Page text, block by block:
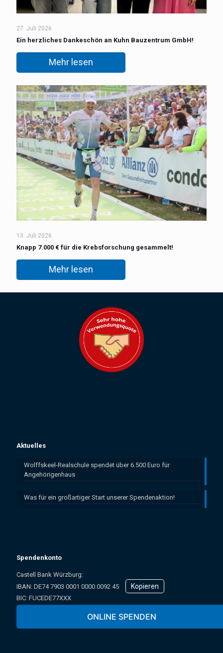
27. Juli 2026
Ein herzliches Dankeschön an Kuhn Bauzentrum GmbH!
Mehr lesen
13. Juli 2026
Knapp 7.000 € für die Krebsforschung gesammelt!
Mehr lesen
Aktuelles
Wolffskeel-Realschule spendet über 6.500 Euro für
Angehörigenhaus
Was für ein großartiger Start unserer Spendenaktion!
Spendenkonto
Castell Bank Würzburg:
IBAN: ­DE74 7903 0001 0000 0092 45
Kopieren
BIC: FUCEDE77XXX
Oder online über unser Spendenformular:
ONLINE SPENDEN